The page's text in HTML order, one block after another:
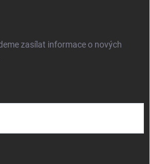
zasílat informace o nových